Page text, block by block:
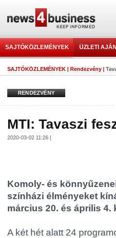
SAJTÓKÖZLEMÉNYEK ÜZLETI
SAJTÓKÖZLEMÉNYEK | Rendezvény |
RENDEZVÉNY
MTI: Tavaszi
2020-03-02 11:26 |
Komoly- és
színházi élményeket
március 20. és április 4.
A két hét alatt 24